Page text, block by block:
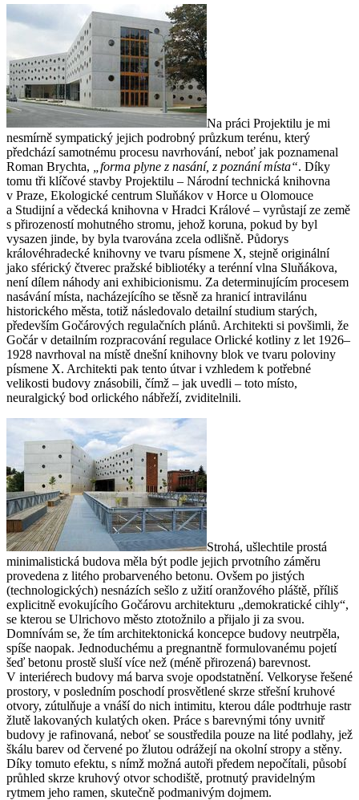
Na práci Projektilu je mi
nesmírně sympatický jejich podrobný průzkum terénu, který
předchází samotnému procesu navrhování, neboť jak poznamenal
Roman Brychta,
„forma plyne z nasání, z poznání místa“. Díky
tomu tři klíčové stavby Projektilu – Národní technická knihovna
v Praze, Ekologické centrum Sluňákov v Horce u Olomouce
a Studijní a vědecká knihovna v Hradci Králové – vyrůstají ze země
s přirozeností mohutného stromu, jehož koruna, pokud by byl
vysazen jinde, by byla tvarována zcela odlišně. Půdorys
královéhradecké knihovny ve tvaru písmene X, stejně originální
jako sférický čtverec pražské bibliotéky a terénní vlna Sluňákova,
není dílem náhody ani exhibicionismu. Za determinujícím procesem
nasávání místa, nacházejícího se těsně za hranicí intravilánu
historického města, totiž následovalo detailní studium starých,
především Gočárových regulačních plánů. Architekti si povšimli, že
Gočár v detailním rozpracování regulace Orlické kotliny z let 1926–
1928 navrhoval na místě dnešní knihovny blok ve tvaru poloviny
písmene X. Architekti pak tento útvar i vzhledem k potřebné
velikosti budovy znásobili, čímž – jak uvedli – toto místo,
neuralgický bod orlického nábřeží, zviditelnili.
Strohá, ušlechtile prostá
minimalistická budova měla být podle jejich prvotního záměru
provedena z litého probarveného betonu. Ovšem po jistých
(technologických) nesnázích sešlo z užití oranžového pláště, příliš
explicitně evokujícího Gočárovu architekturu „demokratické cihly“,
se kterou se Ulrichovo město ztotožnilo a přijalo ji za svou.
Domnívám se, že tím architektonická koncepce budovy neutrpěla,
spíše naopak. Jednoduchému a pregnantně formulovanému pojetí
šeď betonu prostě sluší více než (méně přirozená) barevnost.
V interiérech budovy má barva svoje opodstatnění. Velkoryse řešené
prostory, v posledním poschodí prosvětlené skrze střešní kruhové
otvory, zútulňuje a vnáší do nich intimitu, kterou dále podtrhuje rastr
žlutě lakovaných kulatých oken. Práce s barevnými tóny uvnitř
budovy je rafinovaná, neboť se soustředila pouze na lité podlahy, jež
škálu barev od červené po žlutou odrážejí na okolní stropy a stěny.
Díky tomuto efektu, s nímž možná autoři předem nepočítali, působí
průhled skrze kruhový otvor schodiště, protnutý pravidelným
rytmem jeho ramen, skutečně podmanivým dojmem.